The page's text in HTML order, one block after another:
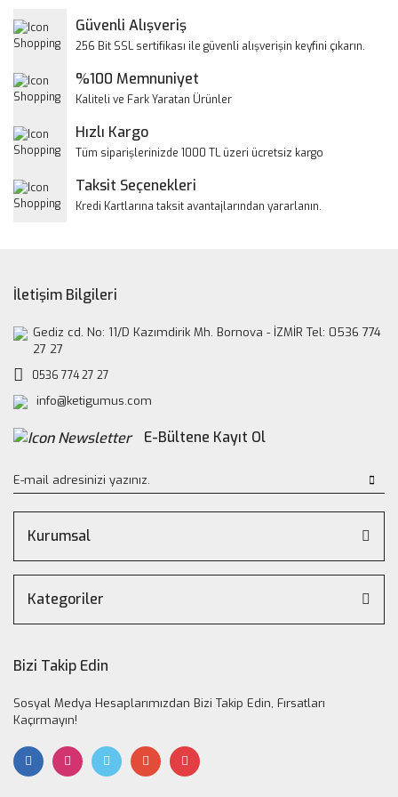
Yorum Yaz
Ürün resmi kalitesiz, bozuk veya görüntülenemiyor.
Ürün bilgilerinde hatalar bulunuyor.
Bu ürüne benzer farklı alternatifler olmalı.
Güvenli Alışveriş
256 Bit SSL sertifikası ile güvenli alışverişin keyfini çıkarın.
%100 Memnuniyet
Kaliteli ve Fark Yaratan Ürünler
Hızlı Kargo
Tüm siparişlerinizde 1000 TL üzeri ücretsiz kargo
Taksit Seçenekleri
Kredi Kartlarına taksit avantajlarından yararlanın.
İletişim Bilgileri
Gediz cd. No: 11/D Kazımdirik Mh. Bornova - İZMİR Tel: 0536 774
27 27
0536 774 27 27
info@ketigumus.com
E-Bültene Kayıt Ol
Kurumsal
Kategoriler
Bizi Takip Edin
Sosyal Medya Hesaplarımızdan Bizi Takip Edin, Fırsatları
Kaçırmayın!